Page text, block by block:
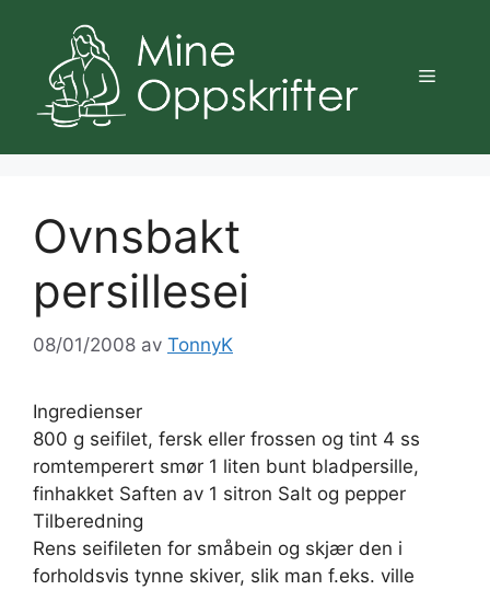
innhold
Meny
Ovnsbakt
persillesei
08/01/2008 av TonnyK
Ingredienser
800 g seifilet, fersk eller frossen og tint 4 ss
romtemperert smør 1 liten bunt bladpersille,
finhakket Saften av 1 sitron Salt og pepper
Tilberedning
Rens seifileten for småbein og skjær den i
forholdsvis tynne skiver, slik man f.eks. ville